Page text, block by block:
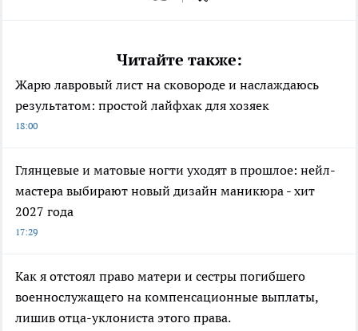
Читайте также:
Жарю лавровый лист на сковороде и наслаждаюсь
результатом: простой лайфхак для хозяек
18:00
Глянцевые и матовые ногти уходят в прошлое: нейл-
мастера выбирают новый дизайн маникюра - хит
2027 года
17:29
Как я отстоял право матери и сестры погибшего
военнослужащего на компенсационные выплаты,
лишив отца-уклониста этого права.